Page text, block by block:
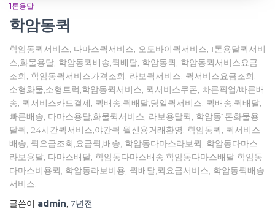
1톤용달
학암동퀵
학암동퀵서비스, 다마스퀵서비스, 오토바이퀵서비스, 1톤용달퀵서비
스,화물용달, 학암동퀵배송,퀵배달, 학암동퀵, 학암동퀵서비스요금
조회, 학암동퀵서비스가격조회, 라보퀵서비스, 퀵서비스요금조회,
소형화물,소형트럭,학암동퀵서비스, 퀵서비스쿠폰, 빠른픽업/빠른배
송, 퀵서비스카드결제, 퀵배송,퀵배달,당일퀵서비스, 퀵배송,퀵배달,
빠른배송, 다마스용달,화물퀵서비스, 라보용달퀵, 학암동1톤화물용
달퀵, 24시간퀵서비스,야간퀵 월신용거래환영, 학암동퀵, 퀵서비스
배송, 퀵요금조회,요금퀵,배송, 학암동다마스라보퀵, 학암동다마스
라보용달, 다마스배달, 학암동다마스배송,학암동다마스배달 학암동
다마스비용퀵, 학암동라보비용, 퀵배달,퀵요금서비스, 학암동퀵배송
서비스,
글쓴이 admin, 7년전